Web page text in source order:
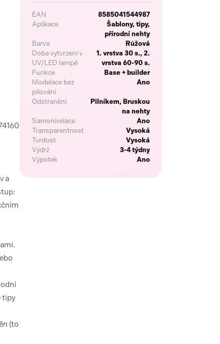
a
tipy
(to
EAN
8585041544987
Aplikace
Šablony, tipy,
přírodní nehty
Barva
Růžová
Doba vytvrzení v
UV/LED lampě
1. vrstva 30 s., 2.
vrstva 60-90 s.
Funkce
Base + builder
Modelace bez
pilování
Ano
Odstranění
Pilníkem, Bruskou
na nehty
Samonivelace
Ano
Transparentnost
Vysoká
Tvrdost
Vysoká
Výdrž
3-4 týdny
Výpotek
Ano